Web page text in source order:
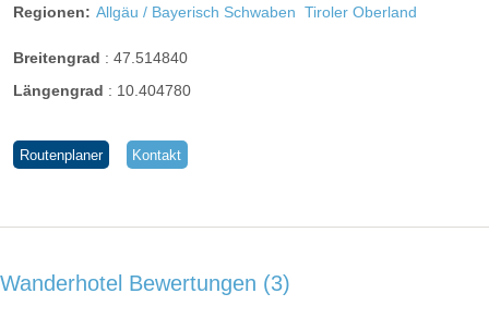
Regionen: Allgäu / Bayerisch Schwaben Tiroler Oberland
Breitengrad : 47.514840
Längengrad : 10.404780
Routenplaner Kontakt
Wanderhotel Bewertungen 3